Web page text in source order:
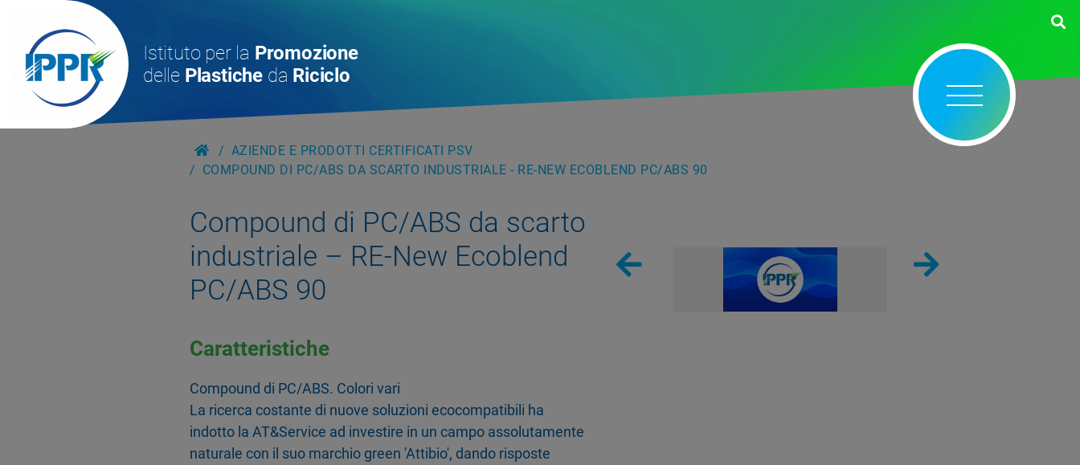
Istituto per la Promozione
delle Plastiche da Riciclo
AZIENDE E PRODOTTI CERTIFICATI PSV
COMPOUND DI PC/ABS DA SCARTO INDUSTRIALE - RE-NEW ECOBLEND PC/ABS 90
Compound di PC/ABS da scarto
industriale – RE-New Ecoblend
PC/ABS 90
Caratteristiche
Compound di PC/ABS. Colori vari
La ricerca costante di nuove soluzioni ecocompatibili ha
indotto la AT&Service ad investire in un campo assolutamente
naturale con il suo marchio green 'Attibio', dando risposte